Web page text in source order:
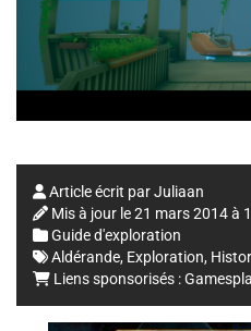
Article écrit parJuliaan
Mis à jour le21 mars 2014 à
Guide d'exploration
Aldérande, Exploration,
Liens sponsorisés :